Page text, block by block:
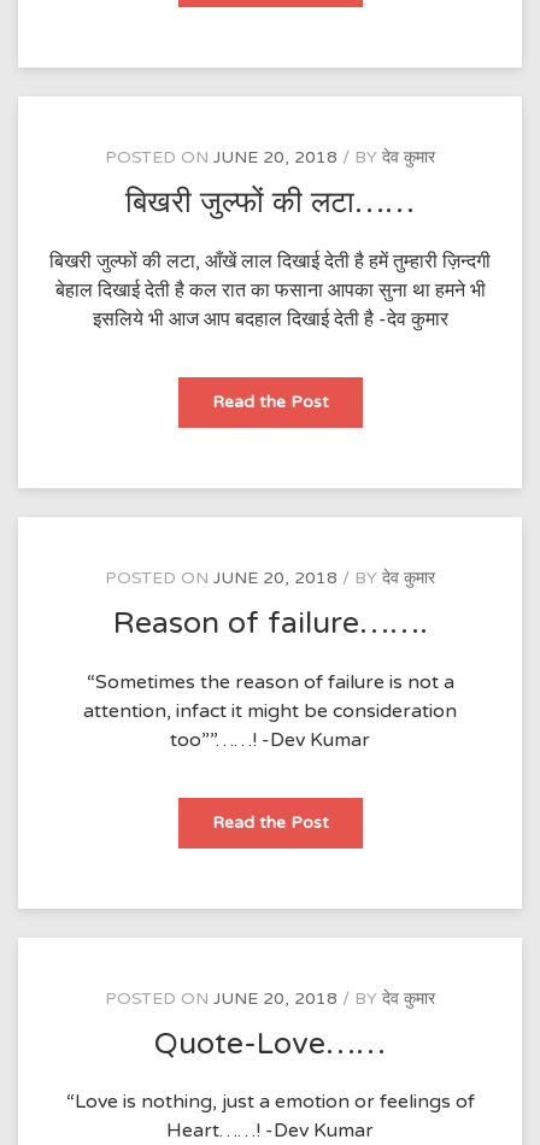
लगे
POSTED ON JUNE 20, 2018 BY देव कुमार
बिखरी जुल्फों की लटा……
बिखरी जुल्फों की लटा, आँखें लाल दिखाई देती है हमें तुम्हारी ज़िन्दगी
बेहाल दिखाई देती है कल रात का फसाना आपका सुना था हमने भी
इसलिये भी आज आप बदहाल दिखाई देती है -देव कुमार
Read the Postबिखरी
की
POSTED ON JUNE 20, 2018 BY देव कुमार
Reason of failure…….
“Sometimes the reason of failure is not a
attention, infact it might be consideration
too””……! -Dev Kumar
Read the PostReason
failure…….
POSTED ON JUNE 20, 2018 BY देव कुमार
Quote-Love……
“Love is nothing, just a emotion or feelings of
Heart……! -Dev Kumar